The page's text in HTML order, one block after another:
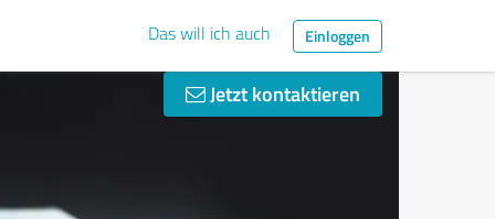
Das will ich auch Einloggen
Jetzt kontaktieren